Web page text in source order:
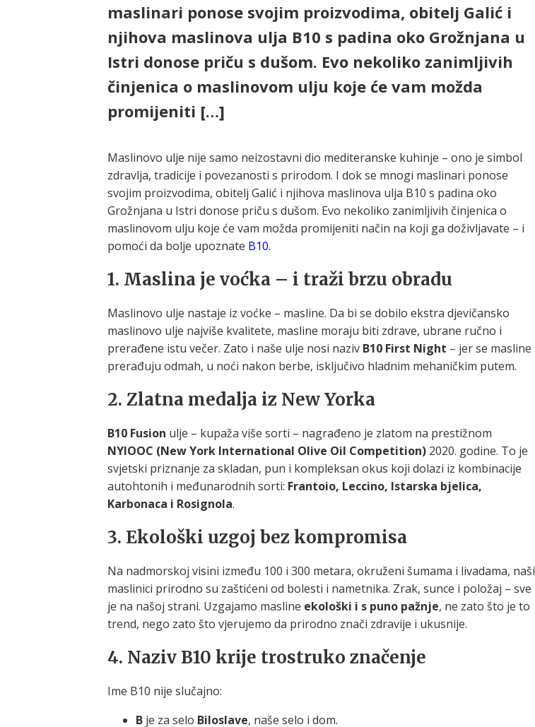
maslinari ponose svojim proizvodima, obitelj Galić i
njihova maslinova ulja B10 s padina oko Grožnjana u
Istri donose priču s dušom. Evo nekoliko zanimljivih
činjenica o maslinovom ulju koje će vam možda
promijeniti […]
Maslinovo ulje nije samo neizostavni dio mediteranske kuhinje – ono je simbol
zdravlja, tradicije i povezanosti s prirodom. I dok se mnogi maslinari ponose
svojim proizvodima, obitelj Galić i njihova maslinova ulja B10 s padina oko
Grožnjana u Istri donose priču s dušom. Evo nekoliko zanimljivih činjenica o
maslinovom ulju koje će vam možda promijeniti način na koji ga doživljavate – i
pomoći da bolje upoznate B10.
1. Maslina je voćka – i traži brzu obradu
Maslinovo ulje nastaje iz voćke – masline. Da bi se dobilo ekstra djevičansko
maslinovo ulje najviše kvalitete, masline moraju biti zdrave, ubrane ručno i
prerađene istu večer. Zato i naše ulje nosi naziv B10 First Night – jer se masline
prerađuju odmah, u noći nakon berbe, isključivo hladnim mehaničkim putem.
2. Zlatna medalja iz New Yorka
B10 Fusion ulje – kupaža više sorti – nagrađeno je zlatom na prestižnom
NYIOOC (New York International Olive Oil Competition) 2020. godine. To je
svjetski priznanje za skladan, pun i kompleksan okus koji dolazi iz kombinacije
autohtonih i međunarodnih sorti: Frantoio, Leccino, Istarska bjelica,
Karbonaca i Rosignola.
3. Ekološki uzgoj bez kompromisa
Na nadmorskoj visini između 100 i 300 metara, okruženi šumama i livadama, naši
maslinici prirodno su zaštićeni od bolesti i nametnika. Zrak, sunce i položaj – sve
je na našoj strani. Uzgajamo masline ekološki i s puno pažnje, ne zato što je to
trend, nego zato što vjerujemo da prirodno znači zdravije i ukusnije.
4. Naziv B10 krije trostruko značenje
Ime B10 nije slučajno:
B je za selo Biloslave, naše selo i dom.